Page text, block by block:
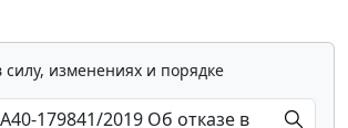
изменениях и порядке